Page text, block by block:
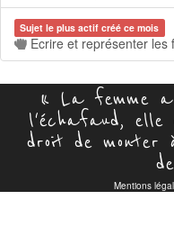
Sujet le plus actif créé ce mois
Ecrire et représenter les
« La femme
l'échafaud, elle
droit de monter
Mentions